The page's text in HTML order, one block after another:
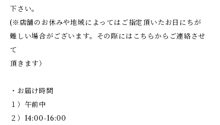
下さい。
(※店舗のお休みや地域によってはご指定頂いたお日にちが
難しい場合がございます。その際にはこちらからご連絡させ
て
頂きます）
・お届け時間
１）午前中
２）14:00-16:00